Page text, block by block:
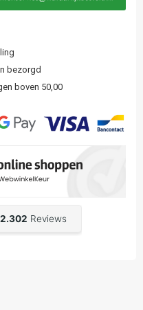
bezorgd
boven 50,00